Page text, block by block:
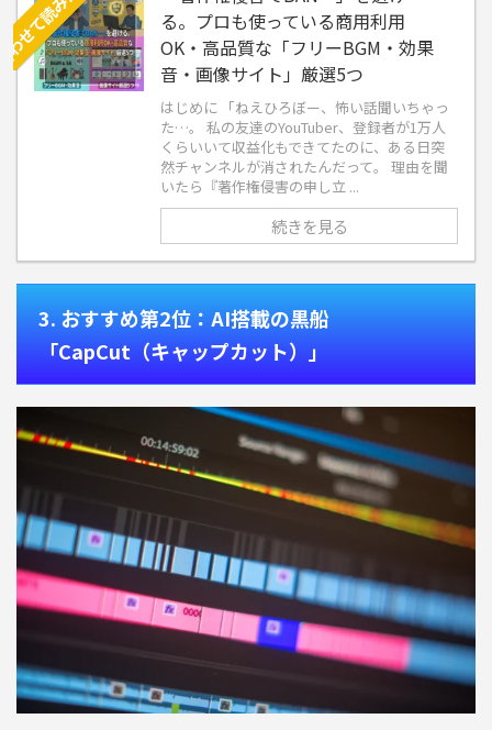
る。プロも使っている商用利用
OK・高品質な「フリーBGM・効果
音・画像サイト」厳選5つ
はじめに 「ねえひろぼー、怖い話聞いちゃっ
た…。 私の友達のYouTuber、登録者が1万人
くらいいて収益化もできてたのに、ある日突
然チャンネルが消されたんだって。 理由を聞
いたら『著作権侵害の申し立 ...
続きを見る
3. おすすめ第2位：AI搭載の黒船
「CapCut（キャップカット）」